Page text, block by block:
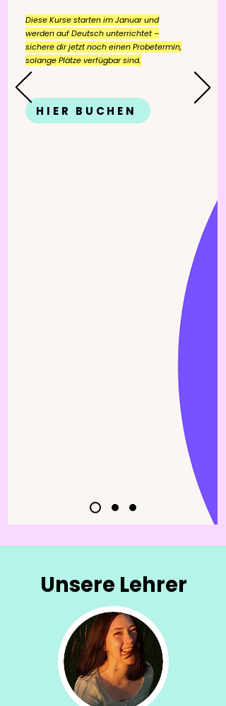
Diese Kurse starten im Januar und
werden auf Deutsch unterrichtet –
sichere dir jetzt noch einen Probetermin,
solange Plätze verfügbar sind.
HIER BUCHEN
Unsere Lehrer